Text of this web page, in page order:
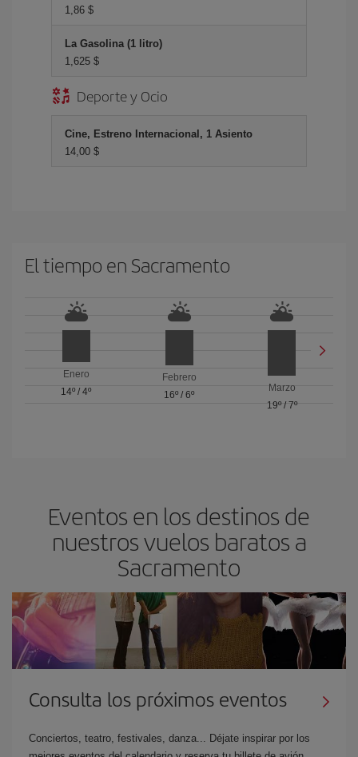
1,86 $
La Gasolina (1 litro)
1,625 $
Deporte y Ocio
Cine, Estreno Internacional, 1 Asiento
14,00 $
El tiempo en Sacramento
Enero
14º /4º
Febrero
16º / 6º
Marzo
19º/ 7º
Eventos en los destinos de
nuestros vuelos baratos a
Sacramento
Consulta los próximos eventos
Conciertos, teatro, festivales, danza... Déjate inspirar por los